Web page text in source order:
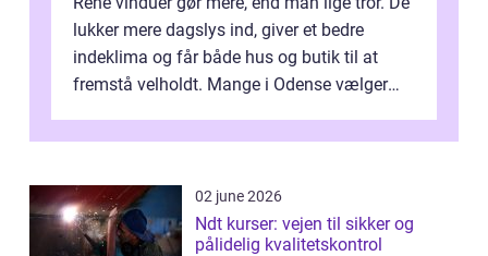
lukker mere dagslys ind, giver et bedre
indeklima og får både hus og butik til at
fremstå velholdt. Mange i Odense vælger
02 june 2026
Ndt kurser: vejen til sikker og
pålidelig kvalitetskontrol